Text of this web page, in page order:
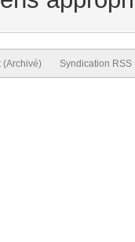
(Archivé) Syndication RSS